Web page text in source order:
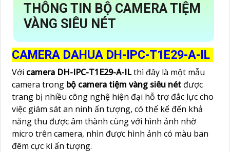
THÔNG TIN BỘ CAMERA TIỆM
VÀNG SIÊU NÉT
CAMERA DAHUA DH-IPC-T1E29-A-IL
Với camera DH-IPC-T1E29-A-ILthì đây là một mẫu
camera trong bộ camera tiệm vàng siêu nét được
trang bị nhiều công nghệ hiện đại hỗ trợ đắc lực cho
việc giám sát an ninh ấn tượng, có thể kể đến khả
năng thu được âm thành cùng với hình ảnh nhờ
micro trên camera, nhìn được hình ảnh có màu ban
đêm cực kì ấn tượng.